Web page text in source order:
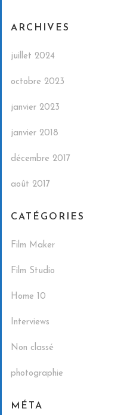
ARCHIVES
juillet 2024
octobre 2023
janvier 2023
janvier 2018
décembre 2017
août 2017
CATÉGORIES
Film Maker
Film Studio
Home 10
Interviews
Non classé
photographie
MÉTA